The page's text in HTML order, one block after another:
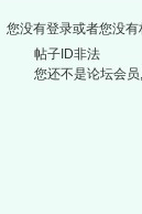
您没有登录或者您没
帖子ID非法
您还不是论坛会